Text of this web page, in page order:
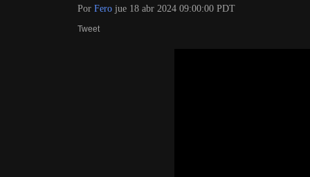
Por Fero jue 18 abr 2024 09:00:00 PDT
Tweet